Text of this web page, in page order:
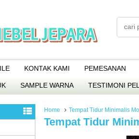
KONTAK KAMI PEMESANAN
SAMPLE WARNA TESTIMONI
Home Tempat Tidur Minimalis
Tempat Tidur